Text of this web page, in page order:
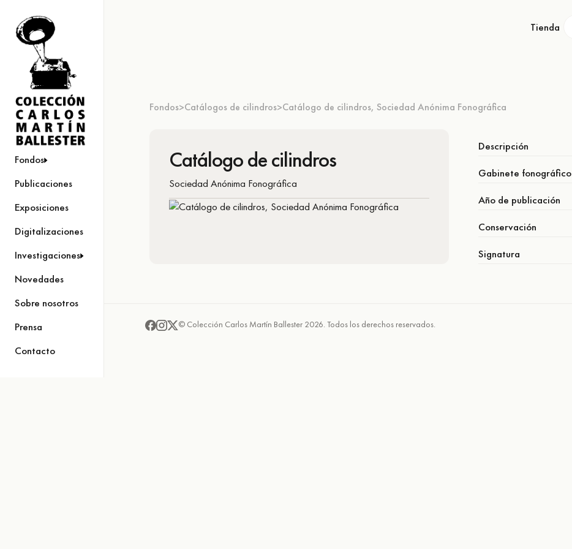
Fondos
Publicaciones
Exposiciones
Digitalizaciones
Investigaciones
Novedades
Sobre nosotros
Prensa
Contacto
Tienda
Fondos>Catálogos de cilindros>Catálogo de cilindros, Sociedad Anónima Fonográfica
Catálogo de cilindros
Sociedad Anónima Fonográfica
Descripción
Gabinete fonográfico
Año de publicación
Conservación
Signatura
© Colección Carlos Martín Ballester 2026. Todos los derechos reservados.